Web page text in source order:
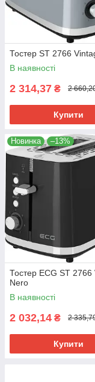
Тостер ST 2766
В наявності
2 314,37 ₴ 2
Купити
Новинка –13%
Тостер ECG ST 2766
Nero
В наявності
2 032,14 ₴ 2
Купити